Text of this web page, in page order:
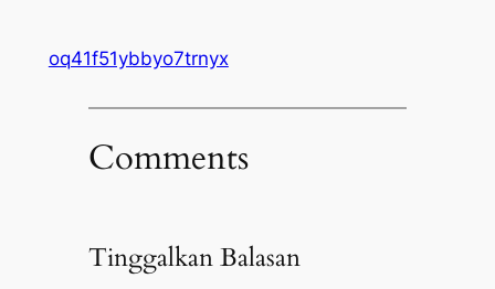
oq41f51ybbyo7trnyx
Comments
Tinggalkan Balasan